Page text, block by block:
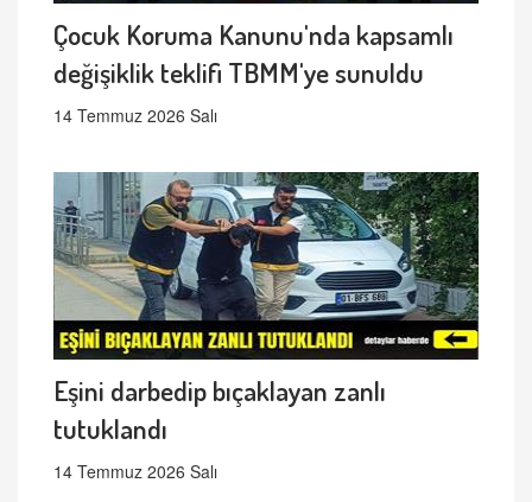
Çocuk Koruma Kanunu'nda kapsamlı
değişiklik teklifi TBMM'ye sunuldu
14 Temmuz 2026 Salı
Eşini darbedip bıçaklayan zanlı
tutuklandı
14 Temmuz 2026 Salı